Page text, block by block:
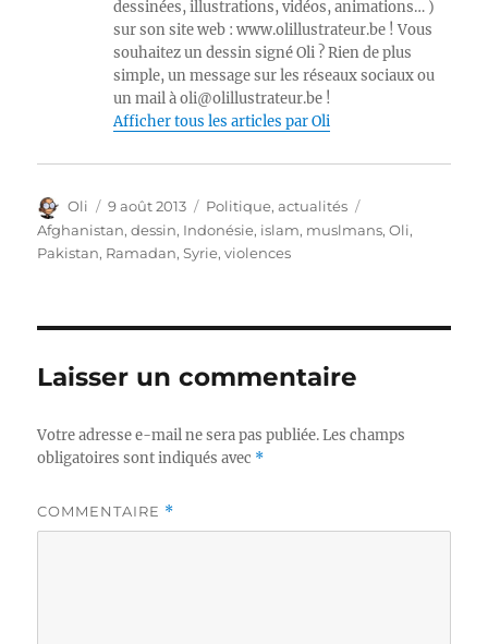
dessinées, illustrations, vidéos, animations… )
sur son site web : www.olillustrateur.be ! Vous
souhaitez un dessin signé Oli ? Rien de plus
simple, un message sur les réseaux sociaux ou
un mail à oli@olillustrateur.be !
Afficher tous les articles par Oli
Auteur
Oli
Publié
le
9 août 2013 Catégories
Politique, actualités
Afghanistan,dessin, Indonésie, islam, muslmans,Oli,
Pakistan, Ramadan,Syrie,violences
Laisser un commentaire
Votre adresse e-mail ne sera pas publiée. Les champs
obligatoires sont indiqués avec *
COMMENTAIRE *